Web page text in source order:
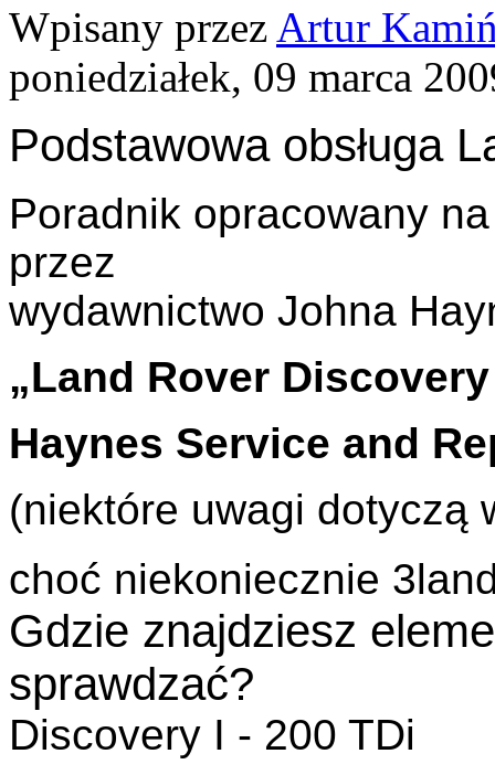
Wpisany przez Artur
poniedziałek, 09 marca
Podstawowa obsługa
Poradnik opracowany
przez
wydawnictwo Johna
„Land Rover
Haynes Service and
(niektóre uwagi dotyczą
choć niekoniecznie
Gdzie znajdziesz
sprawdzać?
Discovery I - 200 TDi